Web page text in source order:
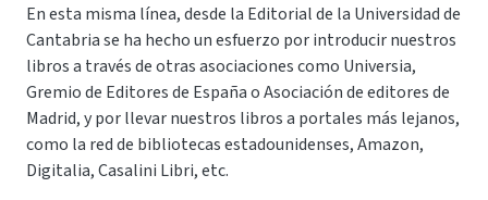
En esta misma línea, desde la Editorial de la Universidad de
Cantabria se ha hecho un esfuerzo por introducir nuestros
libros a través de otras asociaciones como Universia,
Gremio de Editores de España o Asociación de editores de
Madrid, y por llevar nuestros libros a portales más lejanos,
como la red de bibliotecas estadounidenses, Amazon,
Digitalia, Casalini Libri, etc.